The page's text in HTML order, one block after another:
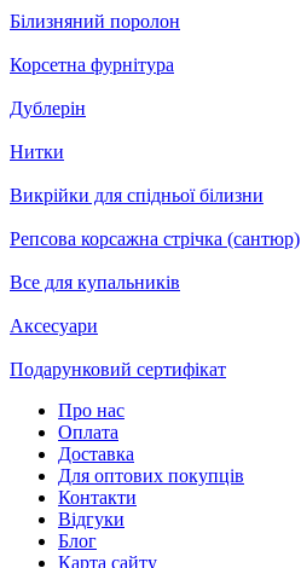
Білизняний поролон
Корсетна фурнітура
Дублерін
Нитки
Викрійки для спідньої білизни
Репсова корсажна стрічка (сантюр)
Все для купальників
Аксесуари
Подарунковий сертифікат
Про нас
Оплата
Доставка
Для оптових покупців
Контакти
Відгуки
Блог
Карта сайту